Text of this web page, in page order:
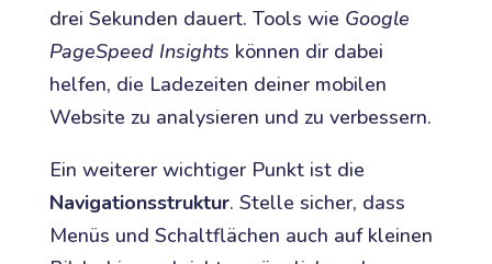
drei Sekunden dauert. Tools wie Google
PageSpeed Insights können dir dabei
helfen, die Ladezeiten deiner mobilen
Website zu analysieren und zu verbessern.
Ein weiterer wichtiger Punkt ist die
Navigationsstruktur. Stelle sicher, dass
Menüs und Schaltflächen auch auf kleinen